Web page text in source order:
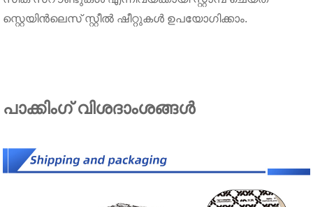
സ്റ്റെയിൻലെസ് സ്റ്റീൽ ഷീറ്റുകൾ ഉപയോഗിക്കാം.
പാക്കിംഗ് വിശദാംശങ്ങൾ